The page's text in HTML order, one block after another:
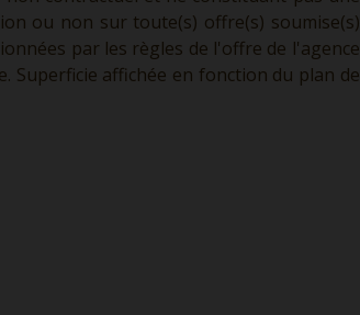
ou non sur toute(s) offre(s) soumise(s)
par les règles de l'offre de l'agence
Superficie affichée en fonction du plan de